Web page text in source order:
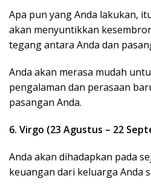
Apa pun yang Anda lakukan,
akan menyuntikkan
tegang antara Anda dan
Anda akan merasa mudah
pengalaman dan perasaan
pasangan Anda.ﾠﾠ
6. Virgo (23 Agustus – 22
Anda akan dihadapkan pada
keuangan dari keluarga Anda